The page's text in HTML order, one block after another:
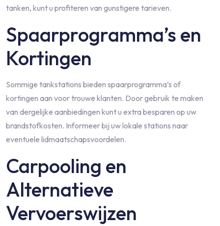
tanken, kunt u profiteren van gunstigere tarieven.
Spaarprogramma’s en
Kortingen
Sommige tankstations bieden spaarprogramma’s of
kortingen aan voor trouwe klanten. Door gebruik te maken
van dergelijke aanbiedingen kunt u extra besparen op uw
brandstofkosten. Informeer bij uw lokale stations naar
eventuele lidmaatschapsvoordelen.
Carpooling en
Alternatieve
Vervoerswijzen